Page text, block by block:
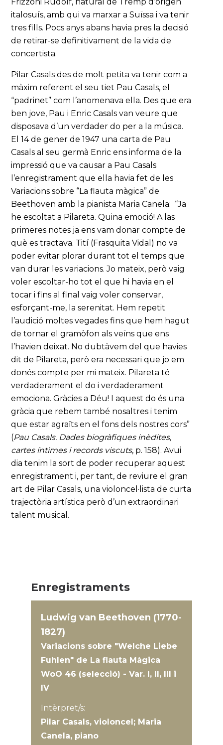
italosuís, amb qui va marxar a Suïssa i va tenir
tres fills. Pocs anys abans havia pres la decisió
de retirar-se definitivament de la vida de
concertista.
Pilar Casals des de molt petita va tenir com a
màxim referent el seu tiet Pau Casals, el
“padrinet” com l’anomenava ella. Des que era
ben jove, Pau i Enric Casals van veure que
disposava d’un verdader do per a la música.
El 14 de gener de 1947 una carta de Pau
Casals al seu germà Enric ens informa de la
impressió que va causar a Pau Casals
l’enregistrament que ella havia fet de les
Variacions sobre “La flauta màgica” de
Beethoven amb la pianista Maria Canela: “Ja
he escoltat a Pilareta. Quina emoció! A las
primeres notes ja ens vam donar compte de
què es tractava. Tití (Frasquita Vidal) no va
poder evitar plorar durant tot el temps que
van durar les variacions. Jo mateix, però vaig
voler escoltar-ho tot el que hi havia en el
tocar i fins al final vaig voler conservar,
esforçant-me, la serenitat. Hem repetit
l’audició moltes vegades fins que hem hagut
de tornar el gramòfon als veïns que ens
l’havien deixat. No dubtàvem del que havies
dit de Pilareta, però era necessari que jo em
donés compte per mi mateix. Pilareta té
verdaderament el do i verdaderament
emociona. Gràcies a Déu! I aquest do és una
gràcia que rebem també nosaltres i tenim
que estar agraïts en el fons dels nostres cors”
(Pau Casals. Dades biogràfiques inèdites,
cartes íntimes i records viscuts, p. 158). Avui
dia tenim la sort de poder recuperar aquest
enregistrament i, per tant, de reviure el gran
art de Pilar Casals, una violoncel·lista de curta
trajectòria artística però d’un extraordinari
talent musical.
Enregistraments
Ludwig van Beethoven (1770-
1827)
Variacions sobre "Welche Liebe
Fuhlen" de La flauta Màgica
WoO 46 (selecció) - Var. I, II, III i
IV
Intèrpret/s:
Pilar Casals, violoncel; Maria
Canela, piano